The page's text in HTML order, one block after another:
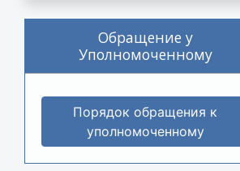
Обращение у
Уполномоченному
Порядок обращения к
уполномоченному